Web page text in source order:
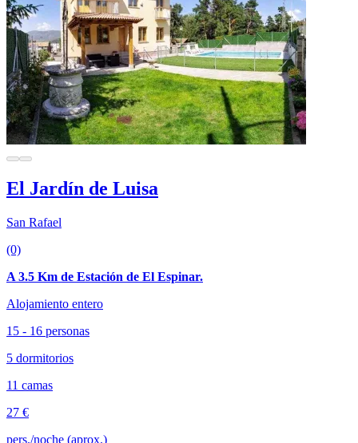
El Jardín de Luisa
San Rafael
(0)
A 3.5 Km de Estación de El Espinar.
Alojamiento entero
15 - 16 personas
5 dormitorios
11 camas
27 €
pers./noche (aprox.)